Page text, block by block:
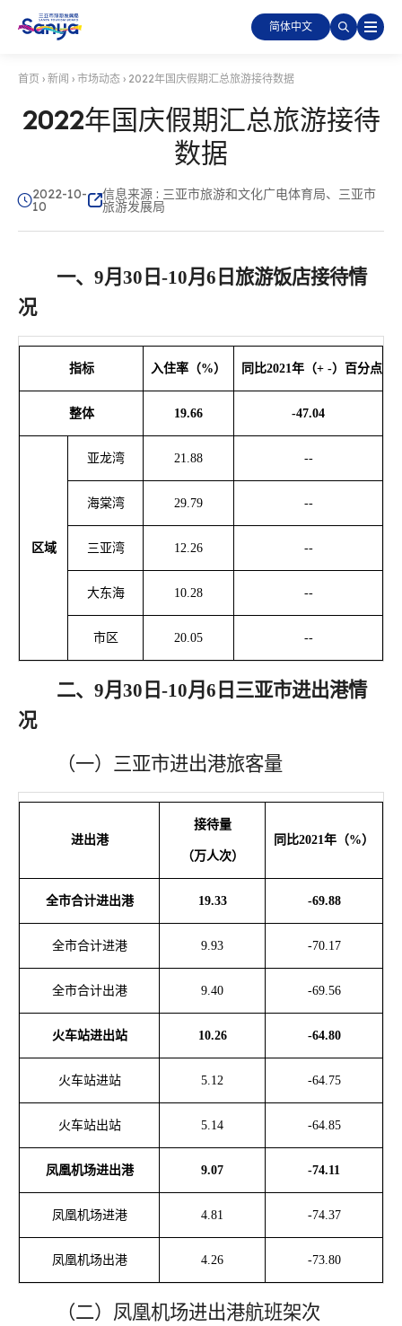
简体中文
首页 › 新闻 › 市场动态 › 2022年国庆假期汇总旅游接待数据
2022年国庆假期汇总旅游接待
数据
2022-10-
10
信息来源 : 三亚市旅游和文化广电体育局、三亚市
旅游发展局
一、 9月30日-10月6日旅游饭店接待情
况
指标 入住率（%） 同比2021年（+ -）百分点
整体 19.66 -47.04
区域
亚龙湾 21.88 --
海棠湾 29.79 --
三亚湾 12.26 --
大东海 10.28 --
市区 20.05 --
二、 9月30日-10月6日 三亚市进出港情
况
（一）三亚市进出港旅客量
进出港
接待量
（万人次）
同比2021年（%）
全市合计进出港 19.33 -69.88
全市合计进港 9.93 -70.17
全市合计出港 9.40 -69.56
火车站进出站 10.26 -64.80
火车站进站 5.12 -64.75
火车站出站 5.14 -64.85
凤凰机场进出港 9.07 -74.11
凤凰机场进港 4.81 -74.37
凤凰机场出港 4.26 -73.80
（二）凤凰机场进出港航班架次